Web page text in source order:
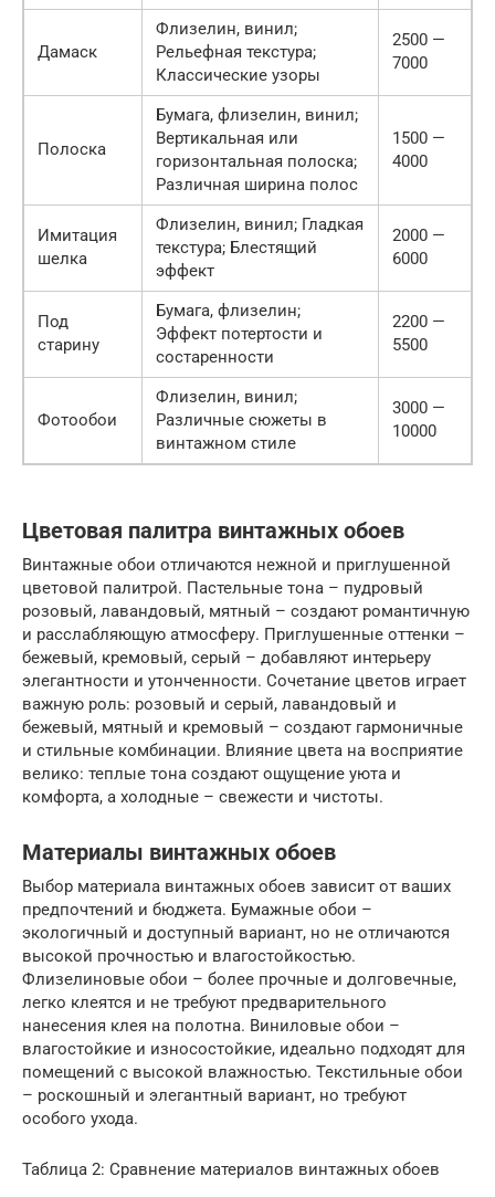
Дамаск
Флизелин, винил;
Рельефная текстура;
Классические узоры
2500 —
7000
Полоска
Бумага, флизелин, винил;
Вертикальная или
горизонтальная полоска;
Различная ширина полос
1500 —
4000
Имитация
шелка
Флизелин, винил; Гладкая
текстура; Блестящий
эффект
2000 —
6000
Под
старину
Бумага, флизелин;
Эффект потертости и
состаренности
2200 —
5500
Фотообои
Флизелин, винил;
Различные сюжеты в
винтажном стиле
3000 —
10000
Цветовая палитра винтажных обоев
Винтажные обои отличаются нежной и приглушенной
цветовой палитрой. Пастельные тона – пудровый
розовый, лавандовый, мятный – создают романтичную
и расслабляющую атмосферу. Приглушенные оттенки –
бежевый, кремовый, серый – добавляют интерьеру
элегантности и утонченности. Сочетание цветов играет
важную роль: розовый и серый, лавандовый и
бежевый, мятный и кремовый – создают гармоничные
и стильные комбинации. Влияние цвета на восприятие
велико: теплые тона создают ощущение уюта и
комфорта, а холодные – свежести и чистоты.
Материалы винтажных обоев
Выбор материала винтажных обоев зависит от ваших
предпочтений и бюджета. Бумажные обои –
экологичный и доступный вариант, но не отличаются
высокой прочностью и влагостойкостью.
Флизелиновые обои – более прочные и долговечные,
легко клеятся и не требуют предварительного
нанесения клея на полотна. Виниловые обои –
влагостойкие и износостойкие, идеально подходят для
помещений с высокой влажностью. Текстильные обои
– роскошный и элегантный вариант, но требуют
особого ухода.
Таблица 2: Сравнение материалов винтажных обоев